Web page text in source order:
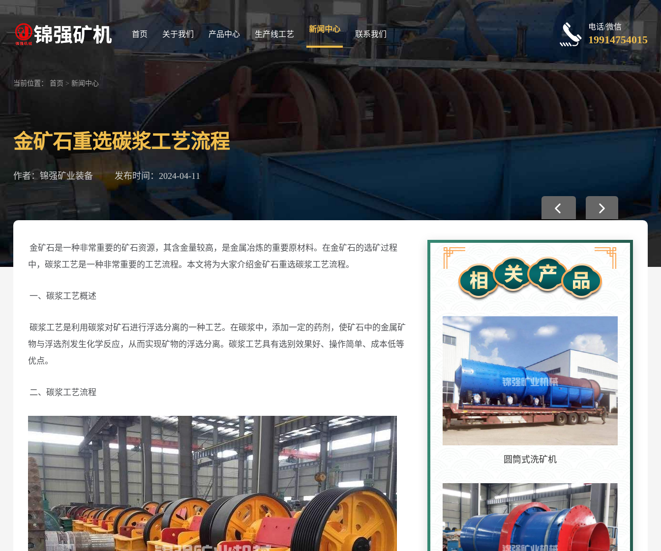
首页 关于我们 产品中心 生产线工艺
新闻中心
联系我们
电话/微信
19914754015
当前位置： 首页 > 新闻中心
金矿石重选碳浆工艺流程
作者：锦强矿业装备 发布时间：2024-04-11
金矿石是一种非常重要的矿石资源，其含金量较高，是金属冶炼的重要原材料。在金矿石的选矿过程
中，碳浆工艺是一种非常重要的工艺流程。本文将为大家介绍金矿石重选碳浆工艺流程。
一、碳浆工艺概述
碳浆工艺是利用碳浆对矿石进行浮选分离的一种工艺。在碳浆中，添加一定的药剂，使矿石中的金属矿
物与浮选剂发生化学反应，从而实现矿物的浮选分离。碳浆工艺具有选别效果好、操作简单、成本低等
优点。
二、碳浆工艺流程
圆筒式洗矿机